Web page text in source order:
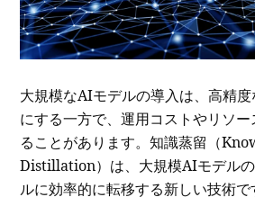
大規模なAIモデルの導入は、高精
にする一方で、運用コストやリソ
ることがあります。知識蒸留（
Distillation）は、大規模AIモデル
ルに効率的に転移する新しい技術で